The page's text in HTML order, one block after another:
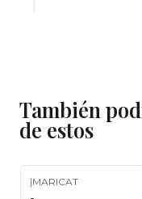
También
de estos
|MARICAT